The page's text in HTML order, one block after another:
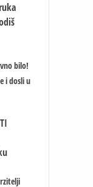
bilo!
i dosli u